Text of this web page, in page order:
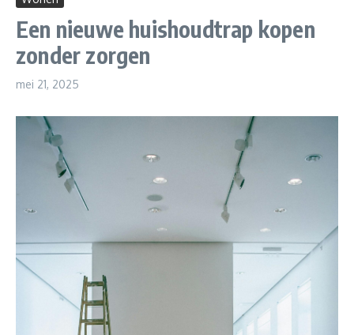
Een nieuwe huishoudtrap kopen
zonder zorgen
mei 21, 2025